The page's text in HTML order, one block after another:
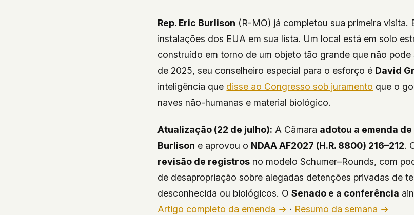
Rep. Eric Burlison (R-MO) já completou sua primeira visita.
instalações dos EUA em sua lista. Um local está em solo
construído em torno de um objeto tão grande que não
de 2025, seu conselheiro especial para o esforço é David
inteligência que disse ao Congresso sob juramento que o
naves não-humanas e material biológico.
Atualização (22 de julho): A Câmara adotou a emenda
Burlison e aprovou o NDAA AF2027 (H.R. 8800) 216–212.
revisão de registros no modelo Schumer–Rounds, com
de desapropriação sobre alegadas detenções privadas de
desconhecida ou biológicos. OSenado e a conferência
Artigo completo da emenda → · Resumo da semana →